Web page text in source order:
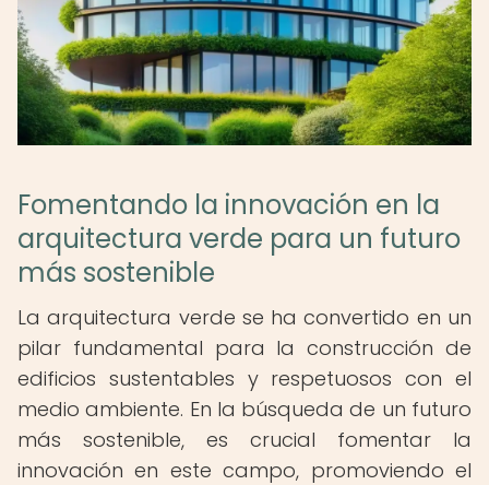
Fomentando la innovación en la
arquitectura verde para un futuro
más sostenible
La arquitectura verde se ha convertido en un
pilar fundamental para la construcción de
edificios sustentables y respetuosos con el
medio ambiente. En la búsqueda de un futuro
más sostenible, es crucial fomentar la
innovación en este campo, promoviendo el